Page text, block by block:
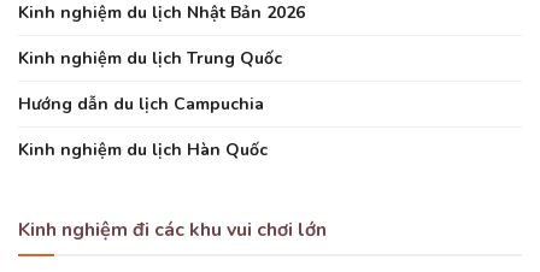
Kinh nghiệm du lịch Nhật Bản 2026
Kinh nghiệm du lịch Trung Quốc
Hướng dẫn du lịch Campuchia
Kinh nghiệm du lịch Hàn Quốc
Kinh nghiệm đi các khu vui chơi lớn